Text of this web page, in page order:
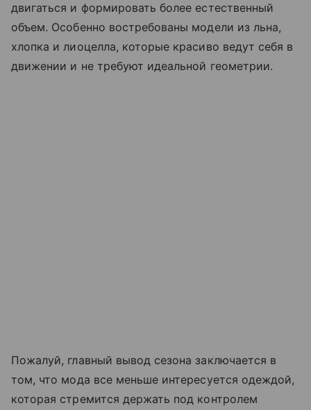
двигаться и формировать более естественный
объем. Особенно востребованы модели из льна,
хлопка и лиоцелла, которые красиво ведут себя в
движении и не требуют идеальной геометрии.
Пожалуй, главный вывод сезона заключается в
том, что мода все меньше интересуется одеждой,
которая стремится держать под контролем